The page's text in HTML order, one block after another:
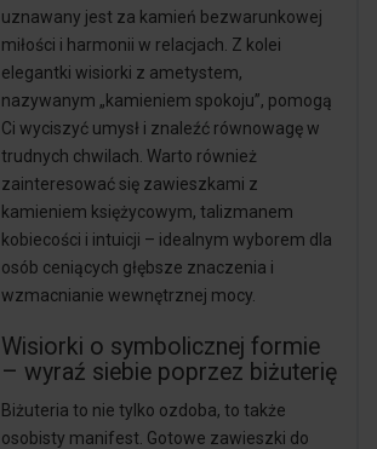
uznawany jest za kamień bezwarunkowej
miłości i harmonii w relacjach. Z kolei
elegantki wisiorki z ametystem,
nazywanym „kamieniem spokoju”, pomogą
Ci wyciszyć umysł i znaleźć równowagę w
trudnych chwilach. Warto również
zainteresować się zawieszkami z
kamieniem księżycowym, talizmanem
kobiecości i intuicji – idealnym wyborem dla
osób ceniących głębsze znaczenia i
wzmacnianie wewnętrznej mocy.
Wisiorki o symbolicznej formie
– wyraź siebie poprzez biżuterię
Biżuteria to nie tylko ozdoba, to także
osobisty manifest. Gotowe zawieszki do